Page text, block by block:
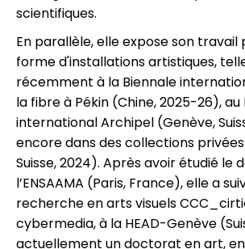
scientifiques.
En parallèle, elle expose son travail
forme d'installations artistiques,
récemment à la Biennale
la fibre à Pékin (Chine, 2025-26), au
international Archipel (Genève,
encore dans des collections
Suisse, 2024). Après avoir étudié le
l’ENSAAMA (Paris, France), elle a
recherche en arts visuels
cybermedia, à la HEAD-Genève
actuellement un doctorat en art,